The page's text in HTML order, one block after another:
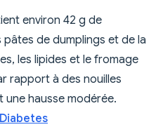
environ 42 g de
de dumplings et de la
les lipides et le fromage
rapport à des nouilles
hausse modérée.